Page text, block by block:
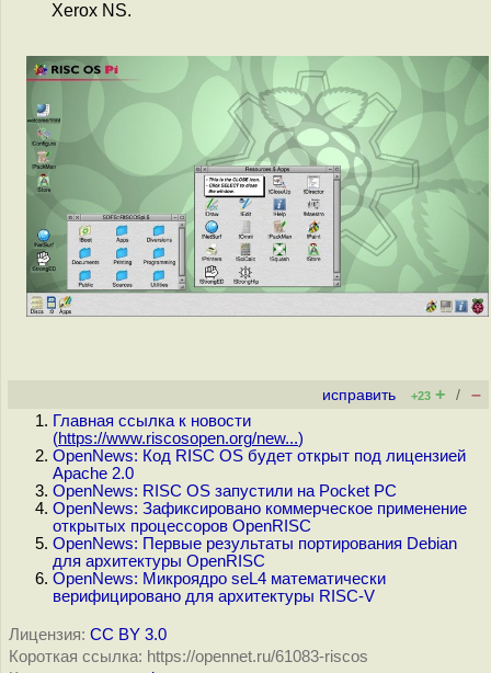
Xerox NS.
исправить +23 + / –
Главная ссылка к новости
(https://www.riscosopen.org/new...)
OpenNews: Код RISC OS будет открыт под лицензией
Apache 2.0
OpenNews: RISC OS запустили на Pocket PC
OpenNews: Зафиксировано коммерческое применение
открытых процессоров OpenRISC
OpenNews: Первые результаты портирования Debian
для архитектуры OpenRISC
OpenNews: Микроядро seL4 математически
верифицировано для архитектуры RISC-V
Лицензия: CC BY 3.0
Короткая ссылка: https://opennet.ru/61083-riscos